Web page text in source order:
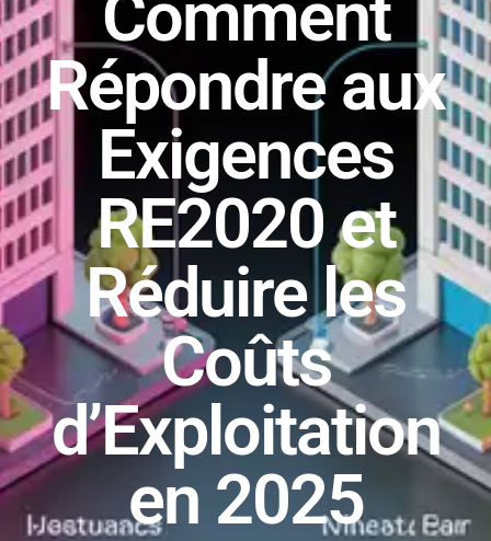
Comment
Répondre aux
Exigences
RE2020 et
Réduire les
Coûts
d’Exploitation
en 2025